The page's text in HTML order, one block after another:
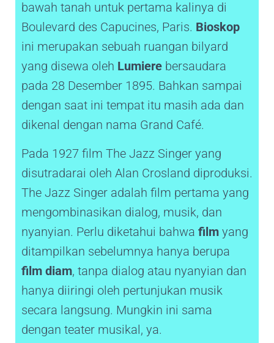
bawah tanah untuk pertama kalinya di
Boulevard des Capucines, Paris. Bioskop
ini merupakan sebuah ruangan bilyard
yang disewa oleh Lumiere bersaudara
pada 28 Desember 1895. Bahkan sampai
dengan saat ini tempat itu masih ada dan
dikenal dengan nama Grand Café.
Pada 1927 film The Jazz Singer yang
disutradarai oleh Alan Crosland diproduksi.
The Jazz Singer adalah film pertama yang
mengombinasikan dialog, musik, dan
nyanyian. Perlu diketahui bahwa film yang
ditampilkan sebelumnya hanya berupa
film diam, tanpa dialog atau nyanyian dan
hanya diiringi oleh pertunjukan musik
secara langsung. Mungkin ini sama
dengan teater musikal, ya.